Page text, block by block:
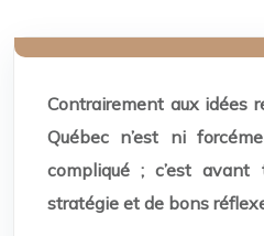
Contrairement aux idées
Québec n’est ni
compliqué ; c’est
stratégie et de bons